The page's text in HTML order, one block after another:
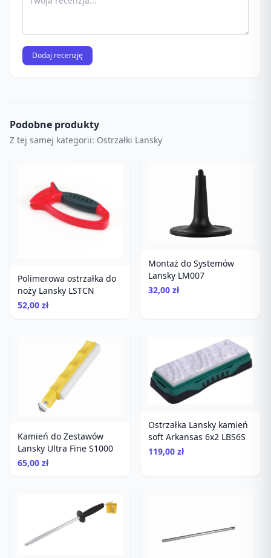
Dodaj recenzję
Podobne produkty
Z tej samej kategorii: Ostrzałki Lansky
Polimerowa ostrzałka do
noży Lansky LSTCN
52,00 zł
Montaż do Systemów
Lansky LM007
32,00 zł
Kamień do Zestawów
Lansky Ultra Fine S1000
65,00 zł
Ostrzałka Lansky kamień
soft Arkansas 6x2 LBS6S
119,00 zł